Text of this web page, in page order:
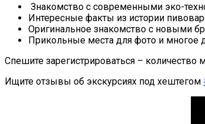
Знакомство с современными эко-
Интересные факты из истории
Оригинальное знакомство с новыми
Прикольные места для фото и многое
Спешите зарегистрироваться – количество
Ищите отзывы об экскурсиях под хештегом